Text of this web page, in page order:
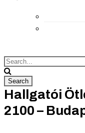
Hallgatói
2100 –